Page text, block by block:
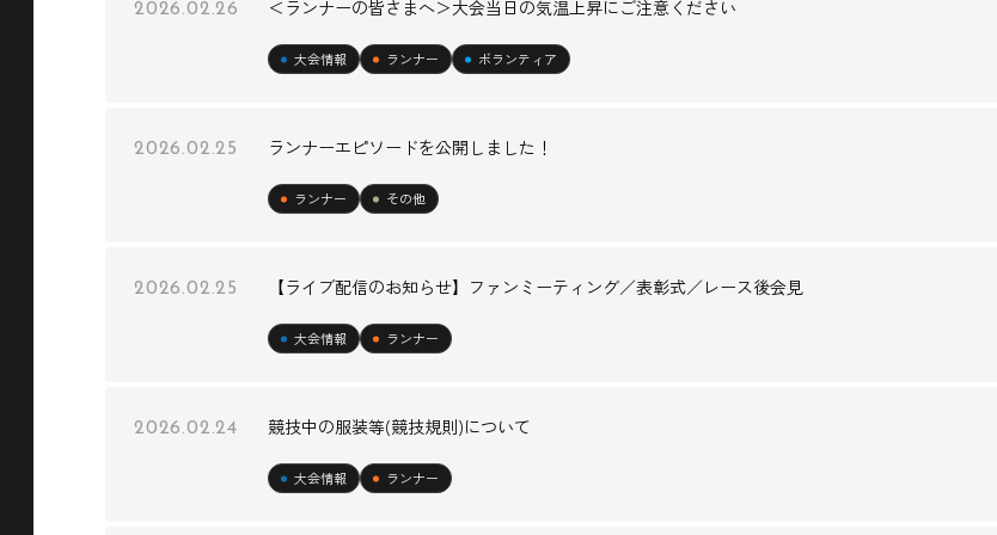
2026.02.26 ＜ランナーの皆さまへ＞大会当日の気温上昇にご注意ください
大会情報 ランナー ボランティア
2026.02.25 ランナーエピソードを公開しました！
ランナー その他
2026.02.25 【ライブ配信のお知らせ】ファンミーティング／表彰式／レース後会見
大会情報 ランナー
2026.02.24 競技中の服装等(競技規則)について
大会情報 ランナー